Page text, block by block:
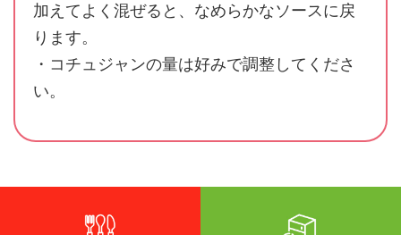
加えてよく混ぜると、なめらかなソースに戻
ります。
・コチュジャンの量は好みで調整してくださ
い。